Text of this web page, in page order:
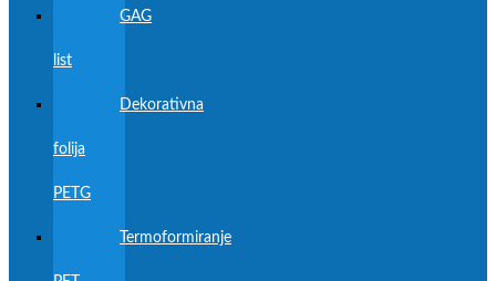
GAG
list
Dekorativna
folija
PETG
Termoformiranje